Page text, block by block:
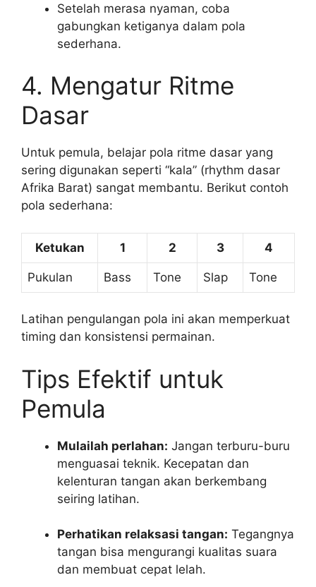
Setelah merasa nyaman, coba
gabungkan ketiganya dalam pola
sederhana.
4. Mengatur Ritme
Dasar
Untuk pemula, belajar pola ritme dasar yang
sering digunakan seperti “kala” (rhythm dasar
Afrika Barat) sangat membantu. Berikut contoh
pola sederhana:
Ketukan 1 2 3 4
Pukulan Bass Tone Slap Tone
Latihan pengulangan pola ini akan memperkuat
timing dan konsistensi permainan.
Tips Efektif untuk
Pemula
Mulailah perlahan: Jangan terburu-buru
menguasai teknik. Kecepatan dan
kelenturan tangan akan berkembang
seiring latihan.
Perhatikan relaksasi tangan: Tegangnya
tangan bisa mengurangi kualitas suara
dan membuat cepat lelah.